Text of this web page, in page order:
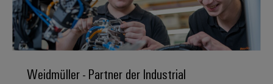
erlebbar
werden.
Datencenter
und
Produkte
Anschlusstechnologie
DC-
Leiterplattenklemmen
Gehäusesysteme
und
Fast
Delivery
Vertrieb uns
Promotionfahrzeug
Weidmüller
Zahlen
Fakten
Stellen
für
Berufserfahrene
Weidmüller - Partner der Industrial